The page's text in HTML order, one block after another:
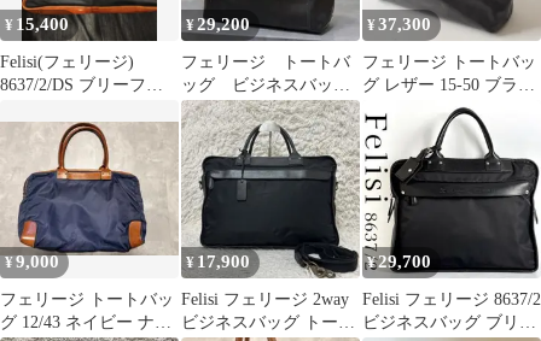
¥ 15,400
Felisi(フェリージ)
8637/2/DS ブリーフケ
¥29,200
フェリージ トートバ
ッグ ビジネスバッ
グ レザー ブラッ
ク A4可 大容量
¥37,300
フェリージ トートバッ
グ レザー 15-50 ブラッ
ク 肩掛け A4可
¥9,000
フェリージ トートバッ
グ 12/43 ネイビー ナイ
¥ 17,900
Felisi フェリージ 2way
ビジネスバッグ トート
¥29,700
Felisi フェリージ 8637/2
ビジネスバッグ ブリー